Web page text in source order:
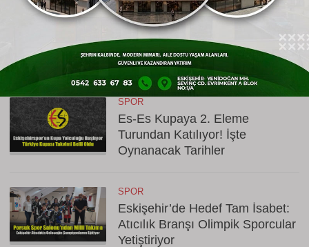
SPOR
Eskişehir’in Gururu Elif Ertek
Millî Takım Kampına Davet
Edildi!
SPOR
Es-Es Kupaya 2. Eleme
Turundan Katılıyor! İşte
Oynanacak Tarihler
SPOR
Eskişehir’de Hedef Tam İsabet:
Atıcılık Branşı Olimpik Sporcular
Yetiştiriyor